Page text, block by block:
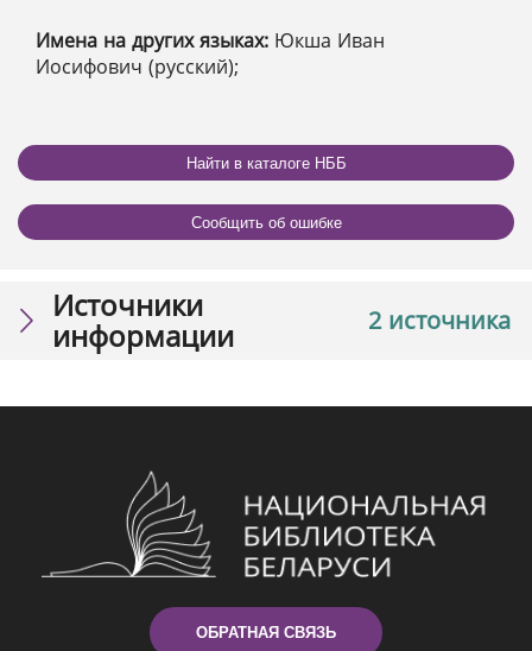
Имена на других языках: Юкша Иван
Иосифович (русский);
Найти в каталоге НББ
Сообщить об ошибке
2 источника
Источники
информации
ОБРАТНАЯ СВЯЗЬ